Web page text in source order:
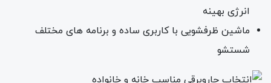
انرژی بهینه
ماشین ظرفشویی با کاربری ساده و برنامه های مختلف
شستشو